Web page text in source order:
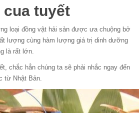
cua tuyết
loại đồng vật hải sản được ưa chuộng bở
lượng cùng hàm lượng giá trị dinh dưỡng
là rất lớn.
chắc hẳn chúng ta sẽ phải nhắc ngay đến
từ Nhật Bản.